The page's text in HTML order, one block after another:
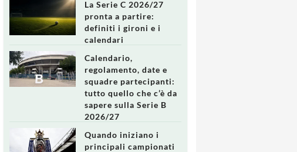
La Serie C 2026/27
pronta a partire:
definiti i gironi e i
calendari
Calendario,
regolamento, date e
squadre partecipanti:
tutto quello che c’è da
sapere sulla Serie B
2026/27
Quando iniziano i
principali campionati